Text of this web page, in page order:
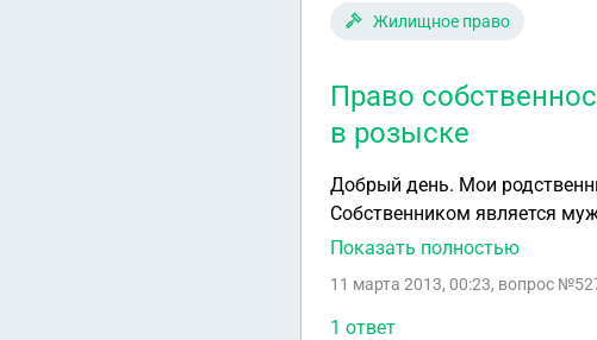
Жилищное право
Право
в розыске
Добрый день. Мои родственники муж, жена и трое детей купили квартиру в ноябре 2003г.
Собственником является муж. В 2012году муж пропал, был обьявлен в розыск. Каким
поступить
Показать полностью
11 марта 2013, 00:23, вопрос
1 ответ